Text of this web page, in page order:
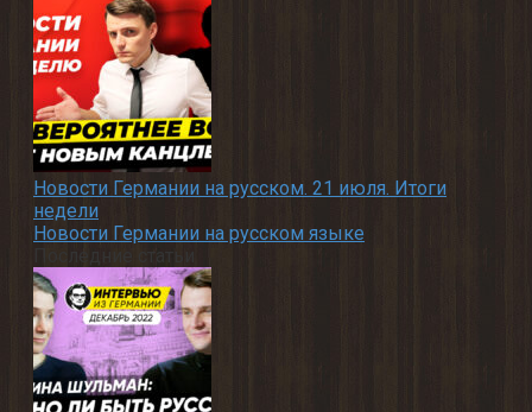
Новости Германии на русском. 21 июля. Итоги
недели
Новости Германии на русском языке